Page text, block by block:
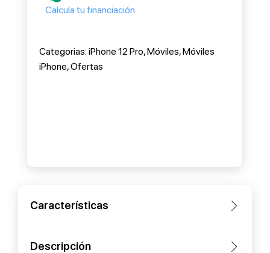
Calcula tu financiación
Categorias: iPhone 12 Pro,Móviles,Móviles
iPhone,Ofertas
Características
Descripción